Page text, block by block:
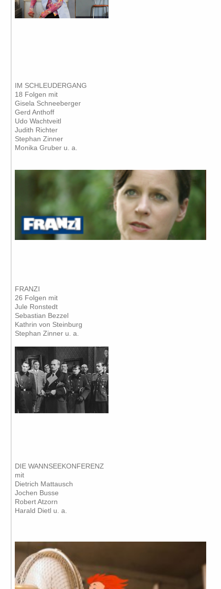
IM SCHLEUDERGANG
18 Folgen mit
Gisela Schneeberger
Gerd Anthoff
Udo Wachtveitl
Judith Richter
Stephan Zinner
Monika Gruber u. a.
FRANZI
26 Folgen mit
Jule Ronstedt
Sebastian Bezzel
Kathrin von Steinburg
Stephan Zinner u. a.
DIE WANNSEEKONFERENZ
mit
Dietrich Mattausch
Jochen Busse
Robert Atzorn
Harald Dietl u. a.